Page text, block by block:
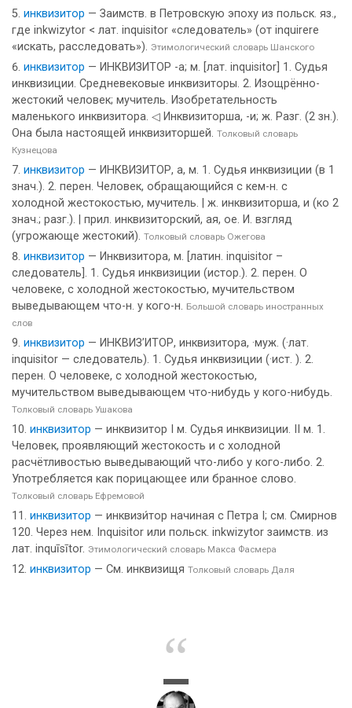
инквизитор — Заимств. в Петровскую эпоху из польск. яз.,
где inkwizytor < лат. inquisitor «следователь» (от inquirere
«искать, расследовать»). Этимологический словарь Шанского
инквизитор — ИНКВИЗИТОР -а; м. [лат. inquisitor] 1. Судья
инквизиции. Средневековые инквизиторы. 2. Изощрённо-
жестокий человек; мучитель. Изобретательность
маленького инквизитора. ◁ Инквизиторша, -и; ж. Разг. (2 зн.).
Она была настоящей инквизиторшей. Толковый словарь
Кузнецова
инквизитор — ИНКВИЗИТОР, а, м. 1. Судья инквизиции (в 1
знач.). 2. перен. Человек, обращающийся с кем-н. с
холодной жестокостью, мучитель. | ж. инквизиторша, и (ко 2
знач.; разг.). | прил. инквизиторский, ая, ое. И. взгляд
(угрожающе жестокий). Толковый словарь Ожегова
инквизитор — Инквизитора, м. [латин. inquisitor –
следователь]. 1. Судья инквизиции (истор.). 2. перен. О
человеке, с холодной жестокостью, мучительством
выведывающем что-н. у кого-н. Большой словарь иностранных
слов
инквизитор — ИНКВИЗ’ИТОР, инквизитора, ·муж. (·лат.
inquisitor — следователь). 1. Судья инквизиции (·ист. ). 2.
перен. О человеке, с холодной жестокостью,
мучительством выведывающем что-нибудь у кого-нибудь.
Толковый словарь Ушакова
инквизитор — инквизитор I м. Судья инквизиции. II м. 1.
Человек, проявляющий жестокость и с холодной
расчётливостью выведывающий что-либо у кого-либо. 2.
Употребляется как порицающее или бранное слово.
Толковый словарь Ефремовой
инквизитор — инквизи́тор начиная с Петра I; см. Смирнов
120. Через нем. Inquisitor или польск. inkwizytor заимств. из
лат. inquīsītor. Этимологический словарь Макса Фасмера
инквизитор — См. инквизищя Толковый словарь Даля